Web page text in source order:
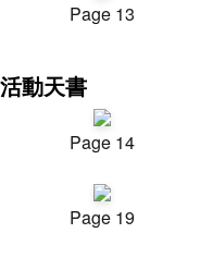
Page 13
活動天書
Page 14
Page 19